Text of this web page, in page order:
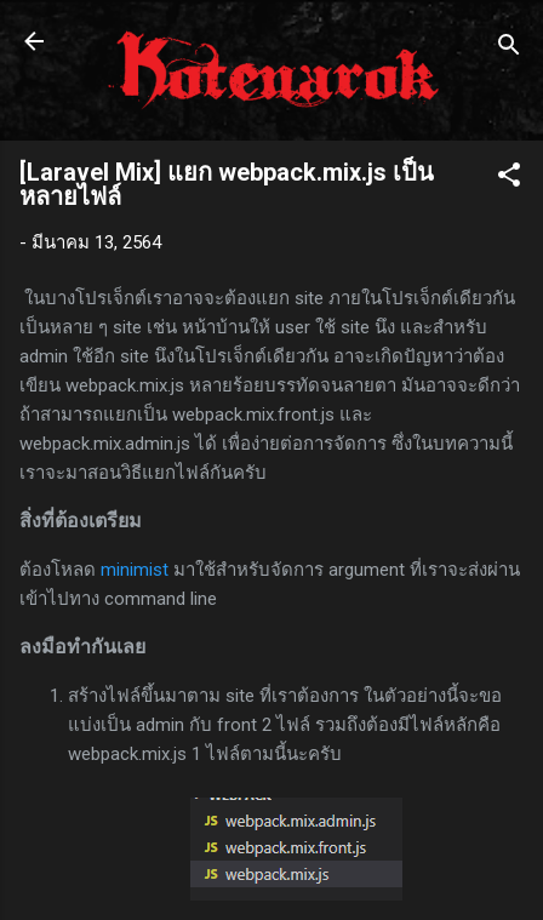
ข้ามไปที่เนื้อหาหลัก
[Laravel Mix] แยก webpack.mix.js เป็น
หลายไฟล์
- มีนาคม 13, 2564
ในบางโปรเจ็กต์เราอาจจะต้องแยก site ภายในโปรเจ็กต์เดียวกัน
เป็นหลาย ๆ site เช่น หน้าบ้านให้ user ใช้ site นึง และสำหรับ
admin ใช้อีก site นึงในโปรเจ็กต์เดียวกัน อาจะเกิดปัญหาว่าต้อง
เขียน webpack.mix.js หลายร้อยบรรทัดจนลายตา มันอาจจะดีกว่า
ถ้าสามารถแยกเป็น webpack.mix.front.js และ
webpack.mix.admin.js ได้ เพื่อง่ายต่อการจัดการ ซึ่งในบทความนี้
เราจะมาสอนวิธีแยกไฟล์กันครับ
สิ่งที่ต้องเตรียม
ต้องโหลด minimist มาใช้สำหรับจัดการ argument ที่เราจะส่งผ่าน
เข้าไปทาง command line
ลงมือทำกันเลย
สร้างไฟล์ขึ้นมาตาม site ที่เราต้องการ ในตัวอย่างนี้จะขอ
แบ่งเป็น admin กับ front 2 ไฟล์ รวมถึงต้องมีไฟล์หลักคือ
webpack.mix.js 1 ไฟล์ตามนี้นะครับ